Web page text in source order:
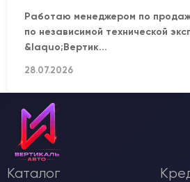
Работаю менеджером по
по независимой технической
&laquo;Вертик...
28.07.2026
Каталог